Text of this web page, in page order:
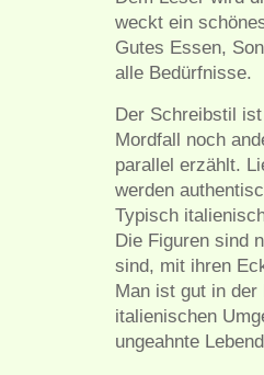
weckt ein
Gutes Essen,
alle Bedürfnisse.
Der Schreibstil
Mordfall noch
parallel erzählt.
werden
Typisch
Die Figuren sind
sind, mit ihren
Man ist gut in
italienischen
ungeahnte